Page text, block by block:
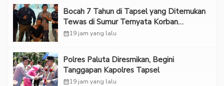
Bocah 7 Tahun di Tapsel yang Ditemukan
Tewas di Sumur Ternyata Korban
Kekerasan Seksual
calendar_month19 jam yang lalu
Polres Paluta Diresmikan, Begini
Tanggapan Kapolres Tapsel
calendar_month19 jam yang lalu